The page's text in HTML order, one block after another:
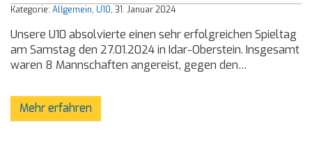
Kategorie: Allgemein, U10, 31. Januar 2024
Unsere U10 absolvierte einen sehr erfolgreichen Spieltag
am Samstag den 27.01.2024 in Idar-Oberstein. Insgesamt
waren 8 Mannschaften angereist, gegen den…
Mehr erfahren